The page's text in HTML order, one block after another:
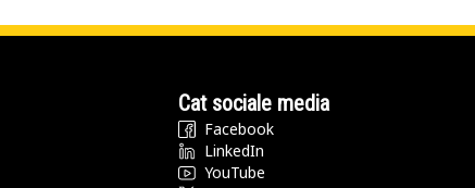
Cat sociale media
Facebook
LinkedIn
YouTube